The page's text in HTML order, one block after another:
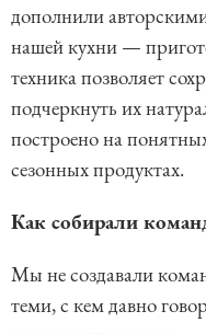
дополнили
нашей кухни —
техника позволяет
подчеркнуть их
построено на
сезонных продуктах.
Как собирали
Мы не создавали
теми, с кем давно